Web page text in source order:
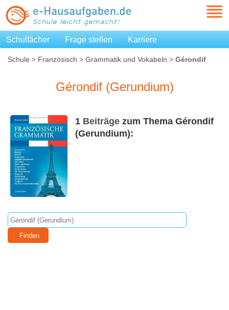
Schulfächer Frage stellen Karriere
Schule > Französisch > Grammatik und Vokabeln > Gérondif
Gérondif (Gerundium)
1 Beiträge zum Thema Gérondif
(Gerundium):